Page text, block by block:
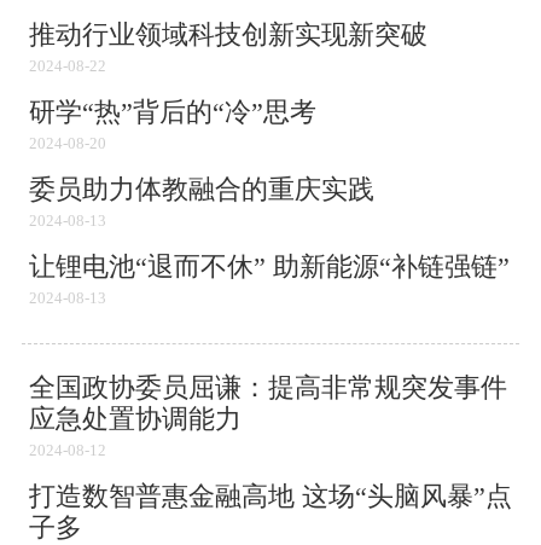
推动行业领域科技创新实现新突破
2024-08-22
研学“热”背后的“冷”思考
2024-08-20
委员助力体教融合的重庆实践
2024-08-13
让锂电池“退而不休” 助新能源“补链强链”
2024-08-13
全国政协委员屈谦：提高非常规突发事件
应急处置协调能力
2024-08-12
打造数智普惠金融高地 这场“头脑风暴”点
子多